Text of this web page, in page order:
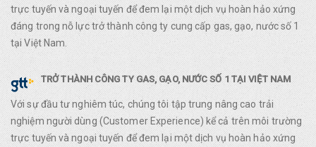
trực tuyến và ngoại tuyến để đem lại một dịch vụ hoàn hảo xứng
đáng trong nỗ lực trở thành công ty cung cấp gas, gạo, nước số 1
tại Việt Nam.
TRỞ THÀNH CÔNG TY GAS, GẠO, NƯỚC SỐ 1 TẠI VIỆT NAM
Với sự đầu tư nghiêm túc, chúng tôi tập trung nâng cao trải
nghiệm người dùng (Customer Experience) kể cả trên môi trường
trực tuyến và ngoại tuyến để đem lại một dịch vụ hoàn hảo xứng